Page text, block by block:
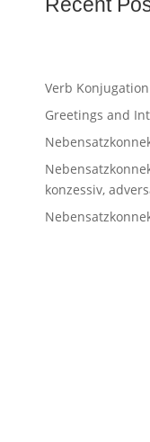
Verb Konjugation
Greetings and
konzessiv,